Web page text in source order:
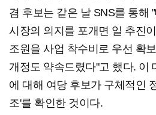
겸 후보는 같은 날 SNS를 통해
시장의 의지를 포개면 일 추진
조원을 사업 착수비로 우선 확
개정도 약속드렸다"고 했다. 이
에 대해 여당 후보가 구체적인
조'를 확인한 것이다.